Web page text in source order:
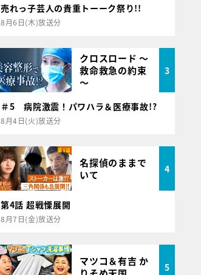
売れっ子芸人の貴重トーーク祭り!!
8月6日(木)放送分
クロスロード ～
救命救急の約束
～
3
＃5 病院激震！パワハラ＆医療事故!?
8月4日(火)放送分
名探偵のままで
いて
4
第4話 超戦慄展開
8月7日(金)放送分
マツコ＆有吉 か
5